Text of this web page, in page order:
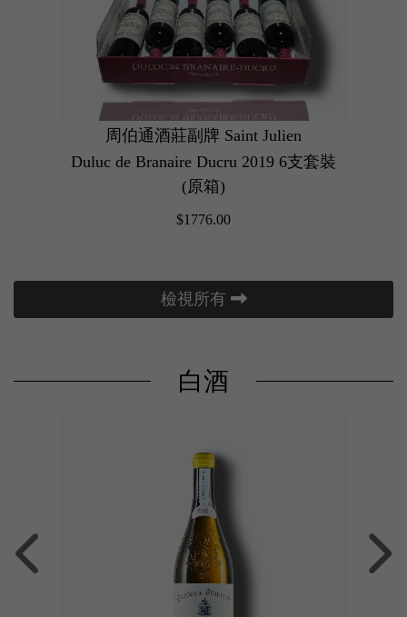
周伯通酒莊副牌 Saint Julien
Duluc de Branaire Ducru 2019 6支套裝
(原箱)
$1776.00
檢視所有
白酒